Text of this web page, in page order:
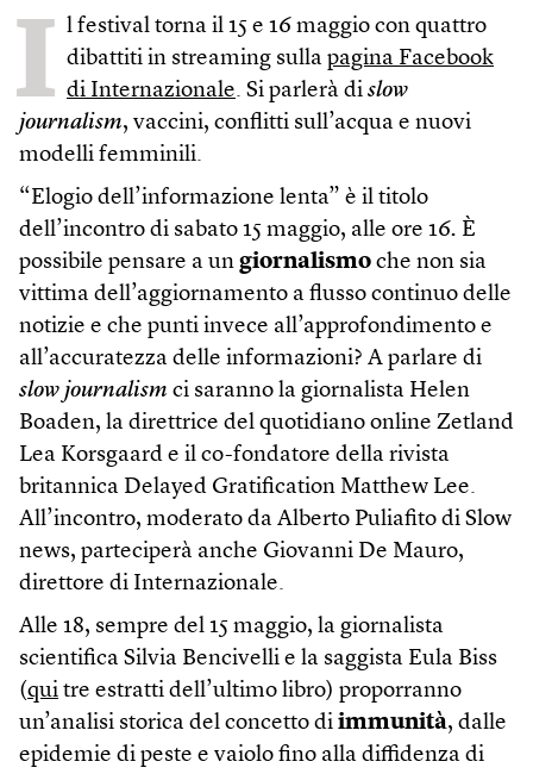
I l festival torna il 15 e 16 maggio con quattro
dibattiti in streaming sulla pagina Facebook
di Internazionale. Si parlerà di slow
journalism, vaccini, conflitti sull’acqua e nuovi
modelli femminili.
“Elogio dell’informazione lenta” è il titolo
dell’incontro di sabato 15 maggio, alle ore 16. È
possibile pensare a un giornalismo che non sia
vittima dell’aggiornamento a flusso continuo delle
notizie e che punti invece all’approfondimento e
all’accuratezza delle informazioni? A parlare di
slow journalism ci saranno la giornalista Helen
Boaden, la direttrice del quotidiano online Zetland
Lea Korsgaard e il co-fondatore della rivista
britannica Delayed Gratification Matthew Lee.
All’incontro, moderato da Alberto Puliafito di Slow
news, parteciperà anche Giovanni De Mauro,
direttore di Internazionale.
Alle 18, sempre del 15 maggio, la giornalista
scientifica Silvia Bencivelli e la saggista Eula Biss
(qui tre estratti dell’ultimo libro) proporranno
un’analisi storica del concetto di immunità, dalle
epidemie di peste e vaiolo fino alla diffidenza di